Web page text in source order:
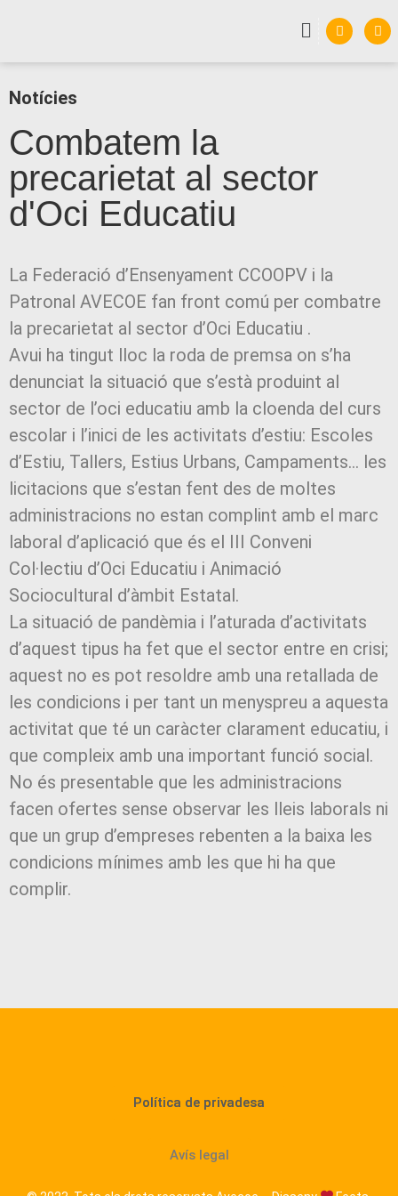
Notícies
Combatem la
precarietat al sector
d'Oci Educatiu
La Federació d’Ensenyament CCOOPV i la
Patronal AVECOE fan front comú per combatre
la precarietat al sector d’Oci Educatiu .
Avui ha tingut lloc la roda de premsa on s’ha
denunciat la situació que s’està produint al
sector de l’oci educatiu amb la cloenda del curs
escolar i l’inici de les activitats d’estiu: Escoles
d’Estiu, Tallers, Estius Urbans, Campaments… les
licitacions que s’estan fent des de moltes
administracions no estan complint amb el marc
laboral d’aplicació que és el III Conveni
Col·lectiu d’Oci Educatiu i Animació
Sociocultural d’àmbit Estatal.
La situació de pandèmia i l’aturada d’activitats
d’aquest tipus ha fet que el sector entre en crisi;
aquest no es pot resoldre amb una retallada de
les condicions i per tant un menyspreu a aquesta
activitat que té un caràcter clarament educatiu, i
que compleix amb una important funció social.
No és presentable que les administracions
facen ofertes sense observar les lleis laborals ni
que un grup d’empreses rebenten a la baixa les
condicions mínimes amb les que hi ha que
complir.
Política de privadesa
Avís legal